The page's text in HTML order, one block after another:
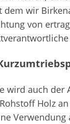
dem wir
von
wird auch der
Holz
Verwendung